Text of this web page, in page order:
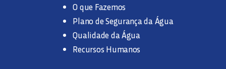
O que Fazemos
Plano de Segurança da Água
Qualidade da Água
Recursos Humanos